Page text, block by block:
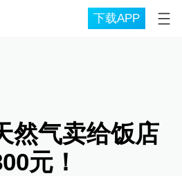
下载APP
然气卖给饭店
元！